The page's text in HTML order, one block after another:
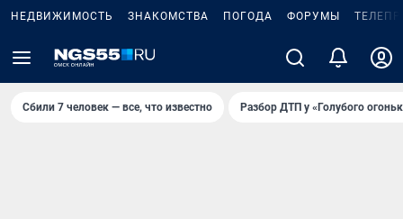
НЕДВИЖИМОСТЬ ЗНАКОМСТВА ПОГОДА ФОРУМЫ
Сбили 7 человек — все, что известно Разбор ДТП у «Голубого